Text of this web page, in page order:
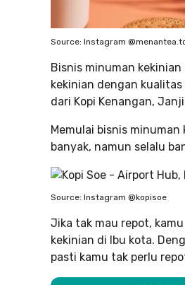
Source: Instagram
Bisnis minuman
kekinian dengan
dari Kopi Kenangan,
Memulai bisnis
banyak, namun selalu
Source: Instagram @kopisoe
Jika tak mau repot,
kekinian di Ibu kota.
pasti kamu tak perlu